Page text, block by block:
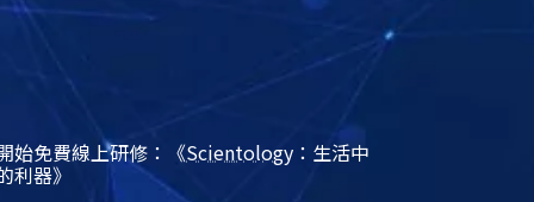
始免費線上研修：《Scientology ：生活中
利器》